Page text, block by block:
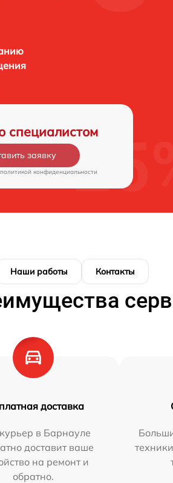
специалистом
заявку
политикой конфиденциальности
Наши работы Контакты
доставка
в Барнауле
доставит ваше
на ремонт и
обратно.